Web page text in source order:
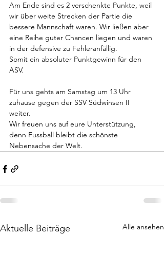
Am Ende sind es 2 verschenkte Punkte, weil
wir über weite Strecken der Partie die
bessere Mannschaft waren. Wir ließen aber
eine Reihe guter Chancen liegen und waren
in der defensive zu Fehleranfällig.
Somit ein absoluter Punktgewinn für den
ASV.
Für uns gehts am Samstag um 13 Uhr
zuhause gegen der SSV Südwinsen II
weiter.
Wir freuen uns auf eure Unterstützung,
denn Fussball bleibt die schönste
Nebensache der Welt.
Aktuelle Beiträge Alle ansehen